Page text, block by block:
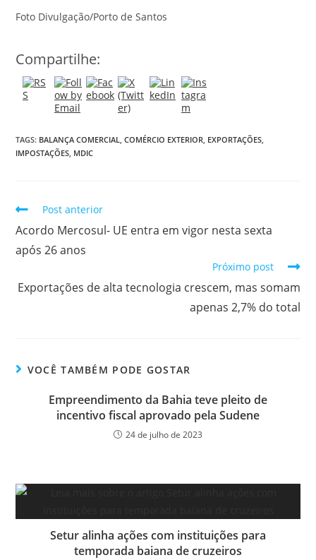
Foto Divulgação/Porto de Santos
Compartilhe:
TAGS: BALANÇA COMERCIAL, COMÉRCIO EXTERIOR, EXPORTAÇÕES,
IMPOSTAÇÕES, MDIC
Post anterior
Acordo Mercosul- UE entra em vigor nesta sexta
após 26 anos
Próximo post
Exportações de alta tecnologia crescem, mas somam
apenas 2,7% do total
VOCÊ TAMBÉM PODE GOSTAR
Empreendimento da Bahia teve pleito de
incentivo fiscal aprovado pela Sudene
24 de julho de 2023
Setur alinha ações com instituições para
temporada baiana de cruzeiros